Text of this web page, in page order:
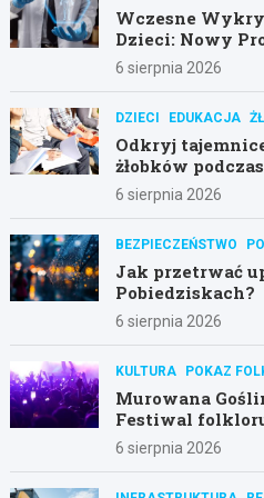
Wczesne
Dzieci: Nowy
Poznańskim
6 sierpnia 2026
DZIECI EDUKACJA
Odkryj
żłobków
6 sierpnia 2026
BEZPIECZEŃSTWO
Jak przetrwać
Pobiedziskach?
6 sierpnia 2026
KULTURA POKAZ
Murowana
Festiwal
6 sierpnia 2026